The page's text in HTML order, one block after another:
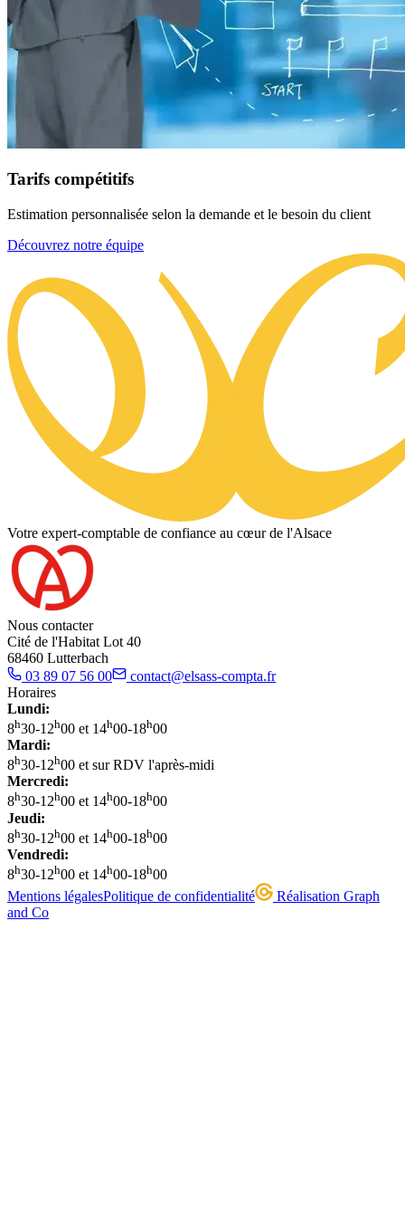
Tarifs compétitifs
Estimation personnalisée selon la demande et le besoin du client
Découvrez notre équipe
Votre expert-comptable de confiance au cœur de l'Alsace
Nous contacter
Cité de l'Habitat Lot 40
68460 Lutterbach
03 89 07 56 00
contact@elsass-compta.fr
Horaires
Lundi:
8h30-12h00 et 14h00-18h00
Mardi:
8h30-12h00 et sur RDV l'après-midi
Mercredi:
8h30-12h00 et 14h00-18h00
Jeudi:
8h30-12h00 et 14h00-18h00
Vendredi:
8h30-12h00 et 14h00-18h00
Mentions légalesPolitique de confidentialité
Réalisation Graph
and Co